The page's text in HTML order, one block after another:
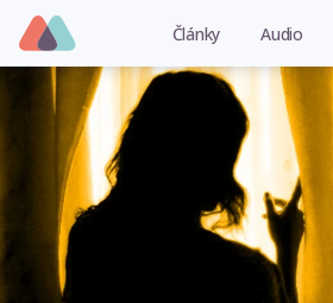
Články Audio